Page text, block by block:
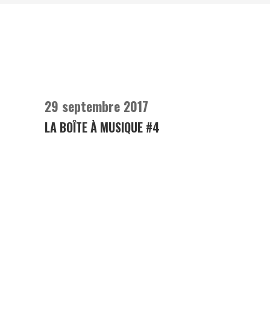
29 septembre 2017
LA BOÎTE À MUSIQUE #4